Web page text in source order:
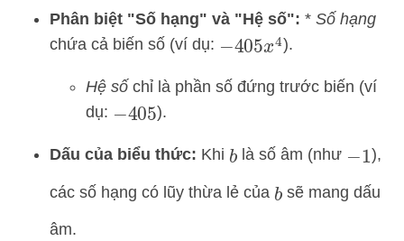
Phân biệt "Số hạng" và "Hệ số": * Số hạng
chứa cả biến số (ví dụ: −405x4).
Hệ số chỉ là phần số đứng trước biến (ví
dụ: −405).
Dấu của biểu thức: Khi b là số âm (như −1),
các số hạng có lũy thừa lẻ của b sẽ mang dấu
âm.